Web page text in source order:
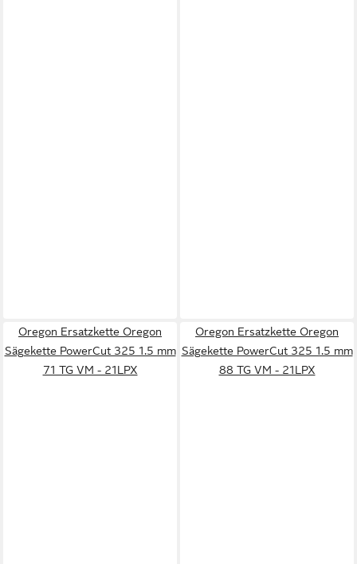
Oregon Ersatzkette Oregon
Sägekette PowerCut 325 1.5 mm
71 TG VM - 21LPX
Oregon Ersatzkette Oregon
Sägekette PowerCut 325 1.5 mm
88 TG VM - 21LPX